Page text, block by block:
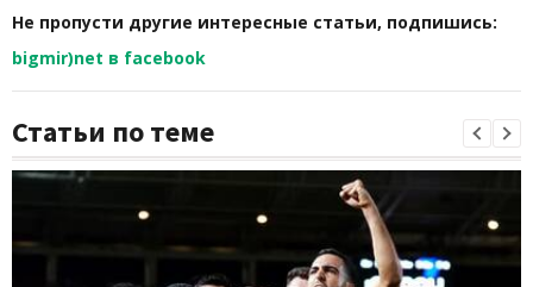
Не пропусти другие интересные статьи, подпишись:
bigmir)net в facebook
Статьи по теме